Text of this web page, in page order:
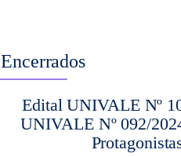
Encerrados
Edital UNIVALE Nº
UNIVALE Nº 092/